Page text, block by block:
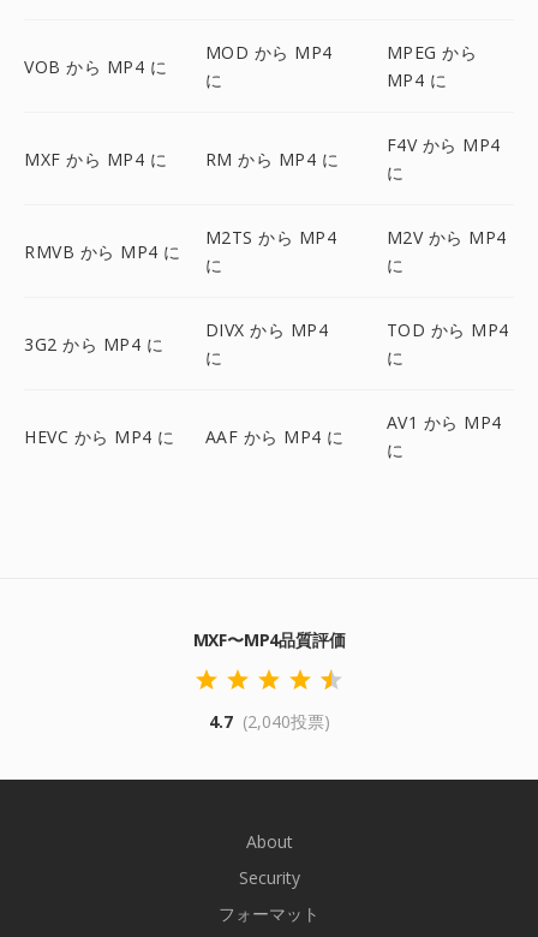
VOB から MP4 に
MOD から MP4
に
MPEG から
MP4 に
MXF から MP4 に RM から MP4 に
F4V から MP4
に
RMVB から MP4 に
M2TS から MP4
に
M2V から MP4
に
3G2 から MP4 に
DIVX から MP4
に
TOD から MP4
に
HEVC から MP4 に AAF から MP4 に
AV1 から MP4
に
MXF〜MP4品質評価
4.7 (2,040投票)
About
Security
フォーマット